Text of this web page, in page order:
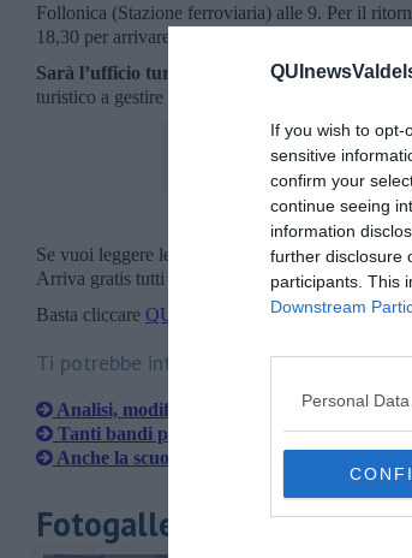
If you wish to
sensitive
confirm your
continue seeing
information
further disclosure
participants. This
Downstream
Personal
Follonica (Stazione ferroviaria) alle 9. Per il
18,30 per arrivare a Belforte alle 19.45 e a
Sarà l’ufficio turistico a consegnare le tessere
turistico a gestire le priorità alle prenotazioni
Se vuoi leggere le notizie principali della
Arriva gratis tutti i giorni alle 20:00 direttamente
Basta cliccare QUI
Ti potrebbe interessare anche:
Analisi, modifiche alle prenotazione online
Tanti bandi per attrarre i giovani
Anche la scuola è cardio protetta
Fotogallery